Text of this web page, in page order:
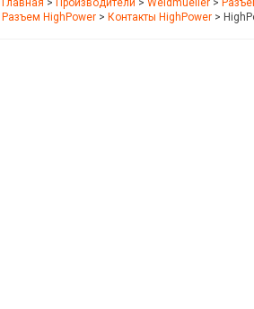
Главная > Производители > Weidmueller >
Разъем HighPower > Контакты HighPower >